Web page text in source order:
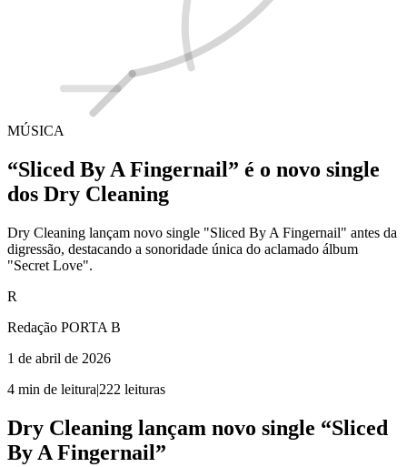
MÚSICA
“Sliced By A Fingernail” é o novo single
dos Dry Cleaning
Dry Cleaning lançam novo single "Sliced By A Fingernail" antes da
digressão, destacando a sonoridade única do aclamado álbum
"Secret Love".
R
Redação PORTA B
1 de abril de 2026
4 min de leitura|222 leituras
Dry Cleaning lançam novo single “Sliced
By A Fingernail”